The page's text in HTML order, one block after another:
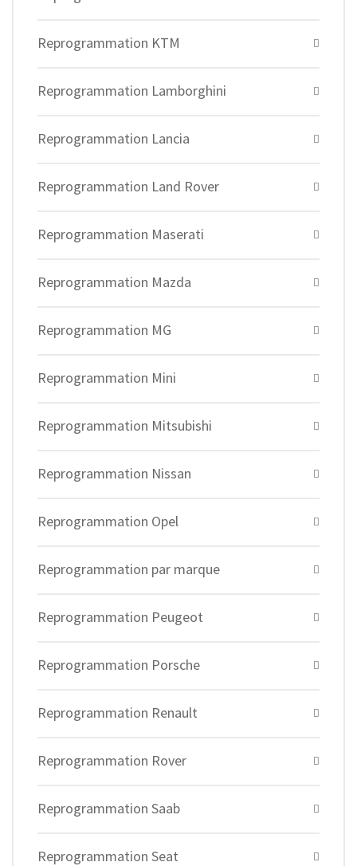
Reprogrammation KTM
Reprogrammation Lamborghini
Reprogrammation Lancia
Reprogrammation Land Rover
Reprogrammation Maserati
Reprogrammation Mazda
Reprogrammation MG
Reprogrammation Mini
Reprogrammation Mitsubishi
Reprogrammation Nissan
Reprogrammation Opel
Reprogrammation par marque
Reprogrammation Peugeot
Reprogrammation Porsche
Reprogrammation Renault
Reprogrammation Rover
Reprogrammation Saab
Reprogrammation Seat